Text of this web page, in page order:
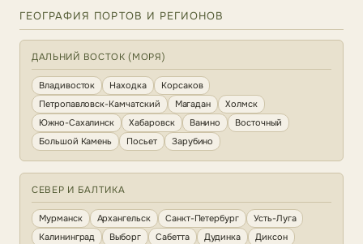
ГЕОГРАФИЯ ПОРТОВ И РЕГИОНОВ
ДАЛЬНИЙ ВОСТОК (МОРЯ)
Владивосток Находка
Корсаков
Петропавловск-Камчатский
Магадан
Холмск
Южно-Сахалинск
Хабаровск Ванино
Восточный
Большой Камень
Посьет Зарубино
СЕВЕР И БАЛТИКА
Мурманск Архангельск Санкт-Петербург
Усть-Луга
Калининград
Выборг Сабетта Дудинка Диксон